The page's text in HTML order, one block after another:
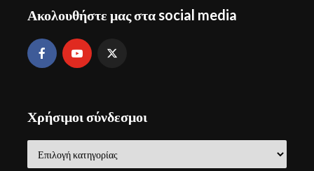
Ακολουθήστε μας στα social media
Χρήσιμοι σύνδεσμοι
σύνδεσμοι